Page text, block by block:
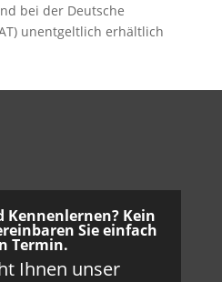
bei der Deutsche
unentgeltlich erhältlich
Kennenlernen? Kein
Sie einfach
Termin.
Ihnen unser